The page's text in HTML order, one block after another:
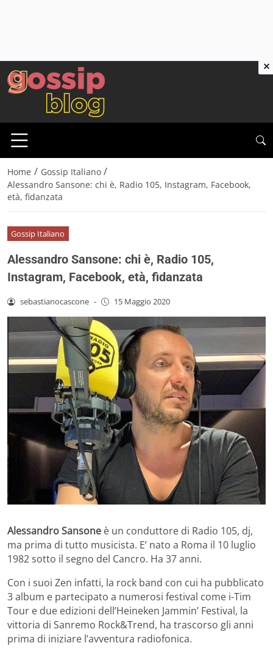
Home / Gossip Italiano /
Alessandro Sansone: chi è, Radio 105, Instagram, Facebook,
età, fidanzata
Gossip Italiano
Alessandro Sansone: chi è, Radio 105,
Instagram, Facebook, età, fidanzata
sebastianocascone - 15 Maggio 2020
Alessandro Sansone è un conduttore di Radio 105, dj,
ma prima di tutto musicista. E’ nato a Roma il 10 luglio
1982 sotto il segno del Cancro. Ha 37 anni.
Con i suoi Zen infatti, la rock band con cui ha pubblicato
3 album e partecipato a numerosi festival come i-Tim
Tour e due edizioni dell’Heineken Jammin’ Festival, la
vittoria di Sanremo Rock&Trend, ha trascorso gli anni
prima di iniziare l’avventura radiofonica.
×